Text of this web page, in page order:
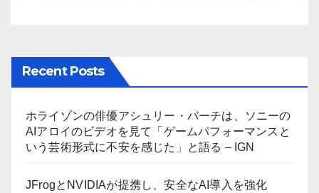
Recent Posts
ホライゾンの俳優アシュリー・バーチは、ソニーの
AIアロイのビデオを見て「ゲームパフォーマンスと
いう芸術形式に不安を感じた」と語る – IGN
JFrogとNVIDIAが提携し、安全なAI導入を強化